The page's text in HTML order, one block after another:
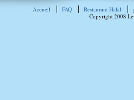
Accueil FAQ Restaurant Halal
Copyright 2008